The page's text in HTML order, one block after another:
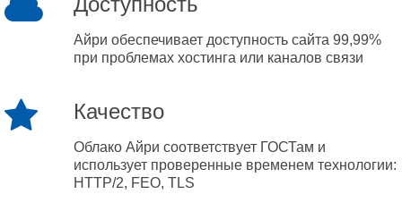
Айри обеспечивает доступность сайта 99,99%
при проблемах хостинга или каналов связи
Качество
Облако Айри соответствует ГОСТам и
использует проверенные временем технологии:
HTTP/2, FEO, TLS